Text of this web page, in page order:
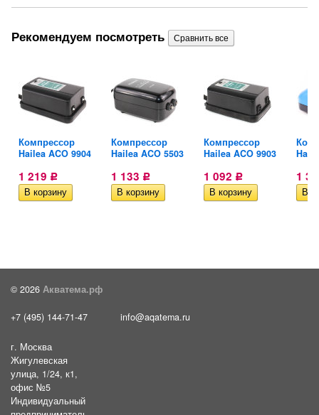
Рекомендуем посмотреть
Компрессор
Hailea ACO 9904
1 219 Р
Компрессор
Hailea ACO 5503
1 133 Р
Компрессор
Hailea ACO 9903
1 092 Р 1
© 2026 Акватема.рф
+7 (495) 144-71-47 info@aqatema.ru
г. Москва
Жигулевская
улица, 1/24, к1,
офис №5
Индивидуальный